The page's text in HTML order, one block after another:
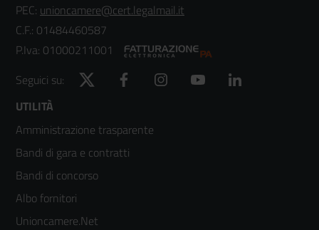
PEC: unioncamere@cert.legalmail.it
C.F.: 01484460587
P.Iva: 01000211001
Seguici su:
Twitter Facebook Instagram YouTube
Footer
menù
colonna
2
UTILITÀ
Amministrazione trasparente
Bandi di gara e contratti
Bandi di concorso
Albo fornitori
Unioncamere.Net